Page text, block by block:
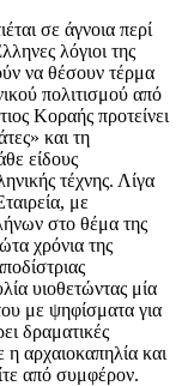
σε άγνοια περί
λόγιοι της
να θέσουν τέρμα
πολιτισμού από
Κοραής προτείνει
και τη
είδους
τέχνης. Λίγα
με
στο θέμα της
χρόνια της
υιοθετώντας μία
με ψηφίσματα για
δραματικές
η αρχαιοκαπηλία και
από συμφέρον.